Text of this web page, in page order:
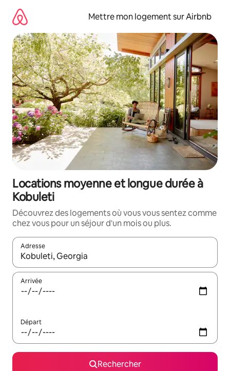
directement
contenu
Mettre mon logement sur Airbnb
Locations moyenne et longue durée à
Kobuleti
Découvrez des logements où vous vous sentez comme
chez vous pour un séjour d'un mois ou plus.
Adresse
Lorsque les résultats s'affichent, utilisez les flèches vers le
Arrivée
Départ
Rechercher